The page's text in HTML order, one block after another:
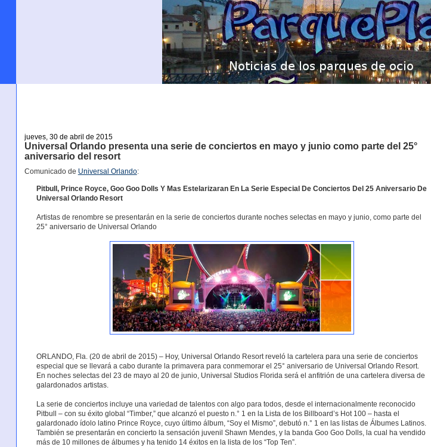
jueves, 30 de abril de 2015
Universal Orlando presenta una serie de conciertos en mayo y junio como parte del 25°
aniversario del resort
Comunicado de Universal Orlando:
Pitbull, Prince Royce, Goo Goo Dolls Y Mas Estelarizaran En La Serie Especial De Conciertos Del 25 Aniversario De
Universal Orlando Resort
Artistas de renombre se presentarán en la serie de conciertos durante noches selectas en mayo y junio, como parte del
25° aniversario de Universal Orlando
ORLANDO, Fla. (20 de abril de 2015) – Hoy, Universal Orlando Resort reveló la cartelera para una serie de conciertos
especial que se llevará a cabo durante la primavera para conmemorar el 25° aniversario de Universal Orlando Resort.
En noches selectas del 23 de mayo al 20 de junio, Universal Studios Florida será el anfitrión de una cartelera diversa de
galardonados artistas.
La serie de conciertos incluye una variedad de talentos con algo para todos, desde el internacionalmente reconocido
Pitbull – con su éxito global “Timber,” que alcanzó el puesto n.° 1 en la Lista de los Billboard’s Hot 100 – hasta el
galardonado ídolo latino Prince Royce, cuyo último álbum, “Soy el Mismo”, debutó n.° 1 en las listas de Álbumes Latinos.
También se presentarán en concierto la sensación juvenil Shawn Mendes, y la banda Goo Goo Dolls, la cual ha vendido
más de 10 millones de álbumes y ha tenido 14 éxitos en la lista de los “Top Ten”.